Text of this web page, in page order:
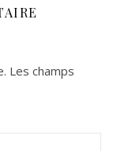
Les champs